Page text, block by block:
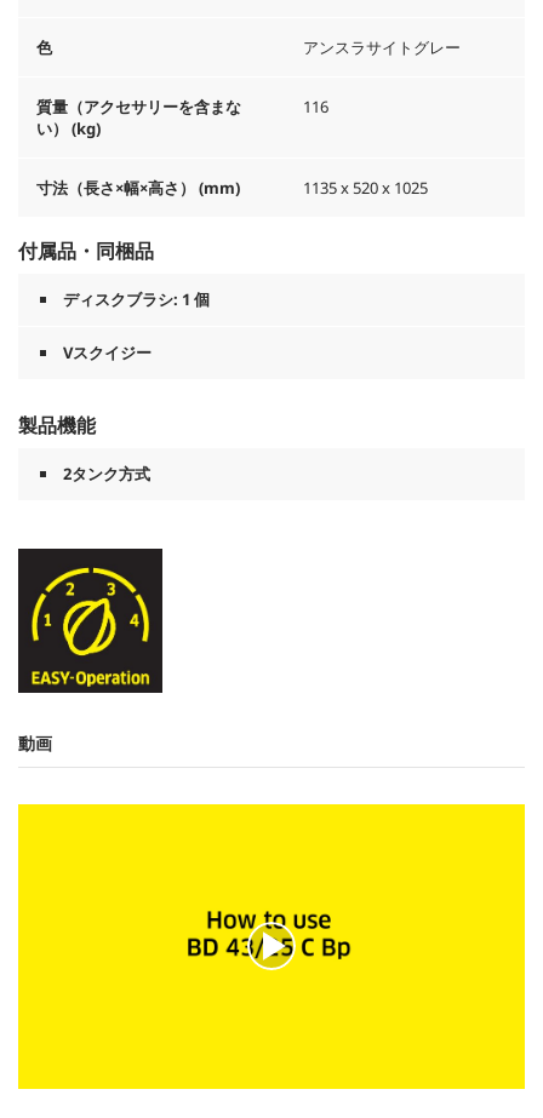
色 アンスラサイトグレー
質量（アクセサリーを含まな
い） (kg)
116
寸法（長さ×幅×高さ） (mm) 1135 x 520 x 1025
付属品・同梱品
ディスクブラシ: 1 個
Vスクイジー
製品機能
2タンク方式
動画